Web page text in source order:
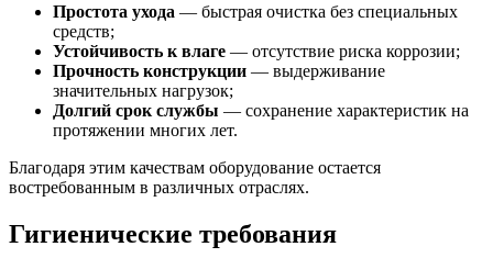
Простота ухода — быстрая очистка без специальных
средств;
Устойчивость к влаге — отсутствие риска коррозии;
Прочность конструкции — выдерживание
значительных нагрузок;
Долгий срок службы — сохранение характеристик на
протяжении многих лет.
Благодаря этим качествам оборудование остается
востребованным в различных отраслях.
Гигиенические требования